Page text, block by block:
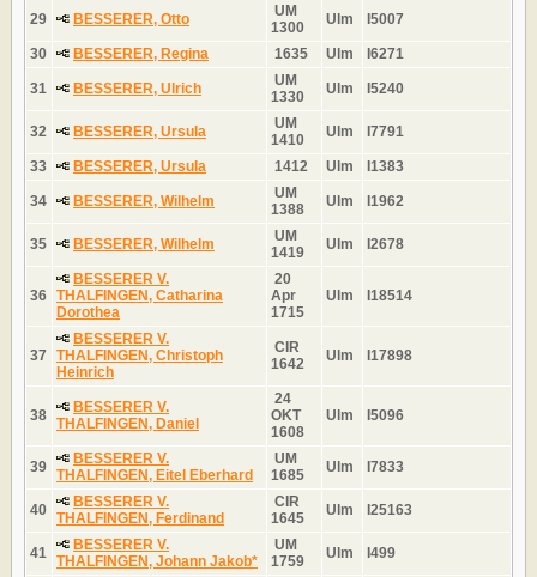
29 BESSERER, Otto
UM
1300
Ulm I5007
30 BESSERER, Regina 1635 Ulm I6271
31 BESSERER, Ulrich
UM
1330
Ulm I5240
32 BESSERER, Ursula
UM
1410
Ulm I7791
33 BESSERER, Ursula 1412 Ulm I1383
34 BESSERER, Wilhelm
UM
1388
Ulm I1962
35 BESSERER, Wilhelm
UM
1419
Ulm I2678
36
BESSERER V.
THALFINGEN, Catharina
Dorothea
20
Apr
1715
Ulm I18514
37
BESSERER V.
THALFINGEN, Christoph
Heinrich
CIR
1642
Ulm I17898
38
BESSERER V.
THALFINGEN, Daniel
24
OKT
1608
Ulm I5096
39
BESSERER V.
THALFINGEN, Eitel Eberhard
UM
1685
Ulm I7833
40
BESSERER V.
THALFINGEN, Ferdinand
CIR
1645
Ulm I25163
41
BESSERER V.
THALFINGEN, Johann Jakob*
UM
1759
Ulm I499